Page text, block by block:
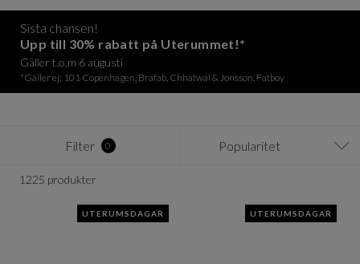
Sista chansen!
Upp till 30% rabatt på Uterummet!*
Gäller t.o.m 6 augusti
*Gäller ej: 101 Copenhagen, Brafab, Chhatwal & Jonsson, Fatboy
Filter 0 Popularitet
1225 produkter
UTERUMSDAGAR UTERUMSDAGAR